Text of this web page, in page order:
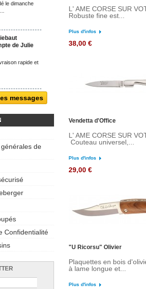
le dimanche
de Julie
rapide et
messages
de
Confidentialité
L' AME CORSE SUR
Robuste fine est...
Plus d'infos
38,00 €
Vendetta d'Office
L' AME CORSE SUR
Couteau universel,...
Plus d'infos
29,00 €
"U Ricorsu" Olivier
Plaquettes en bois
à lame longue et...
Plus d'infos